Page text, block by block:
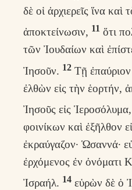
δὲ οἱ ἀρχιερεῖς ἵνα καὶ
ἀποκτείνωσιν, 11 ὅτι
τῶν Ἰουδαίων καὶ
Ἰησοῦν. 12 Τῇ
ἐλθὼν εἰς τὴν ἑορτήν,
Ἰησοῦς εἰς Ἱεροσόλυμα,
φοινίκων καὶ ἐξῆλθον
ἐκραύγαζον· Ὡσαννά·
ἐρχόμενος ἐν ὀνόματι
Ἰσραήλ. 14 εὑρὼν δὲ ὁ